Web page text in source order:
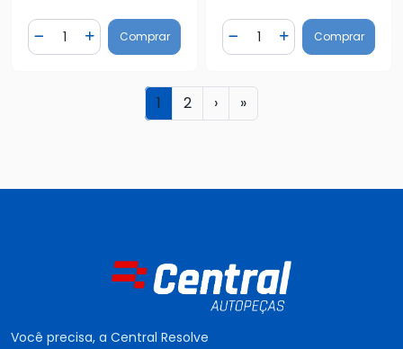
Diminuir Quantidade
Quantidade
Adicionar Quantidade
Comprar Diminuir Quantidade
Quantidade
AdicionarComprar
1 2 › »
Você precisa, a Central Resolve